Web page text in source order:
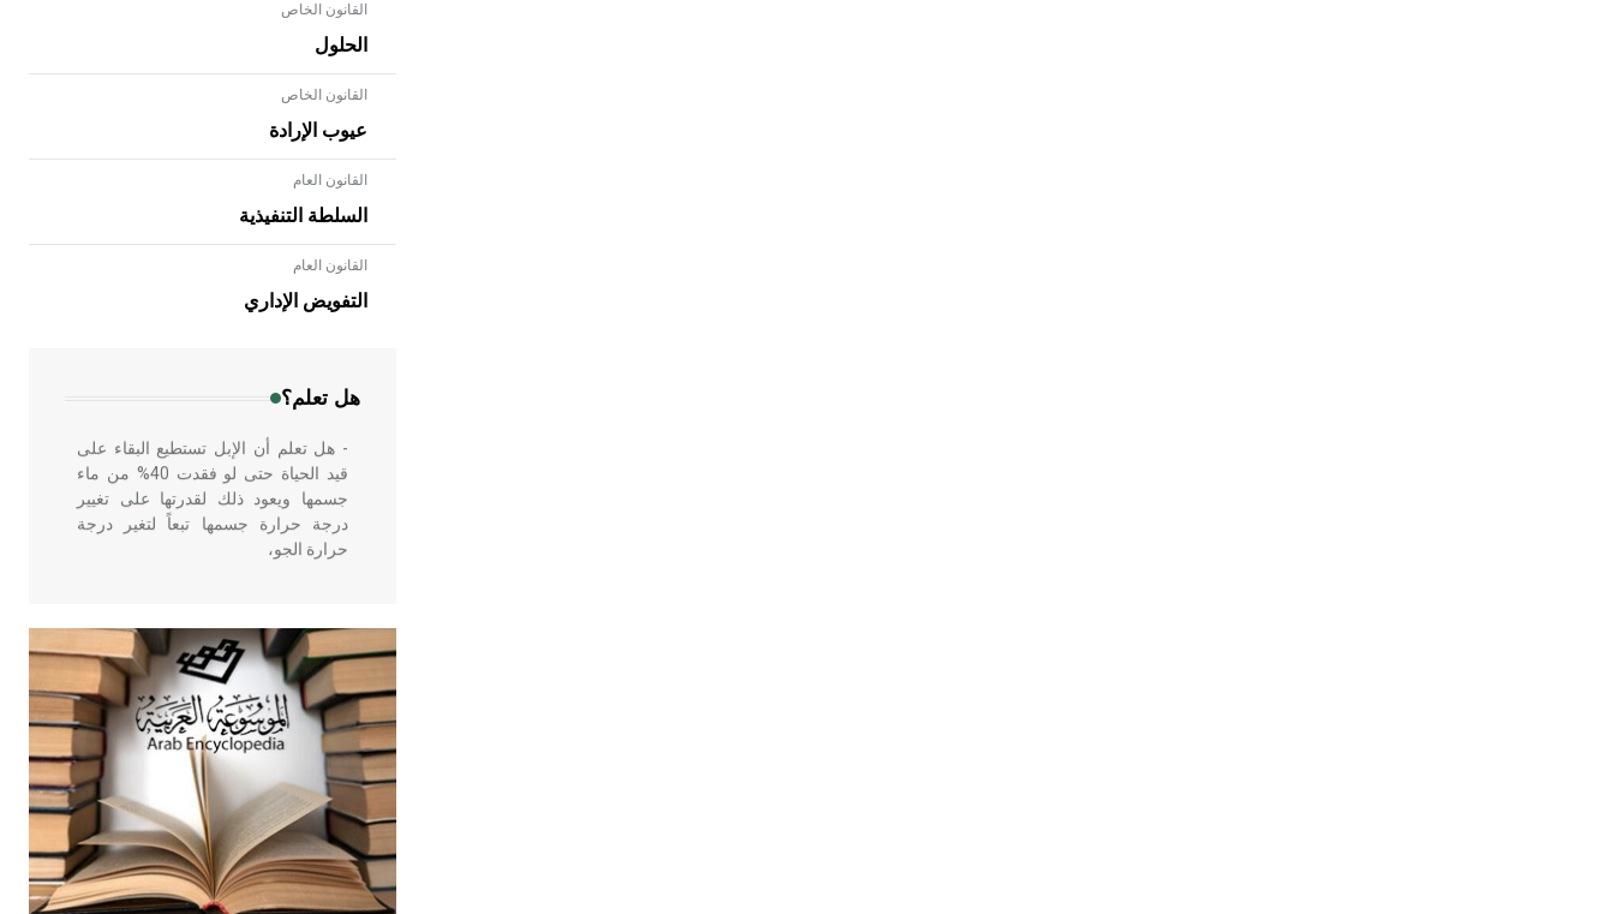
القانون الخاص
الحلول
القانون الخاص
عيوب الإرادة
القانون العام
السلطة التنفيذية
القانون العام
التفويض الإداري
هل تعلم؟
- هل تعلم أن الأبلق نوع من الفنون
الهندسية التي ارتبطت بالعمارة الإسلامية
في بلاد الشام ومصر خاصة، حيث يحرص
- هل تعلم أن الإبل تستطيع البقاء على
قيد الحياة حتى لو فقدت 40% من ماء
جسمها ويعود ذلك لقدرتها على تغيير
درجة حرارة جسمها تبعاً لتغير درجة
حرارة الجو،
- هل تعلم أن أبقراط كتب في الطب
أربعة مؤلفات هي: الحكم، الأدلة، تنظيم
التغذية، ورسالته في جروح الرأس.
ويعود له الفضل بأنه حرر الطب من
الدين والفلسفة.
- هل تعلم أن المرجان إفراز حيواني
يتكون في البحر ويتركب من مادة
كربونات الكلسيوم، وهو أحمر أو شديد
الحمرة وهو أجود أنواعه، ويمتاز بكبر
الحجم ويسمى الش